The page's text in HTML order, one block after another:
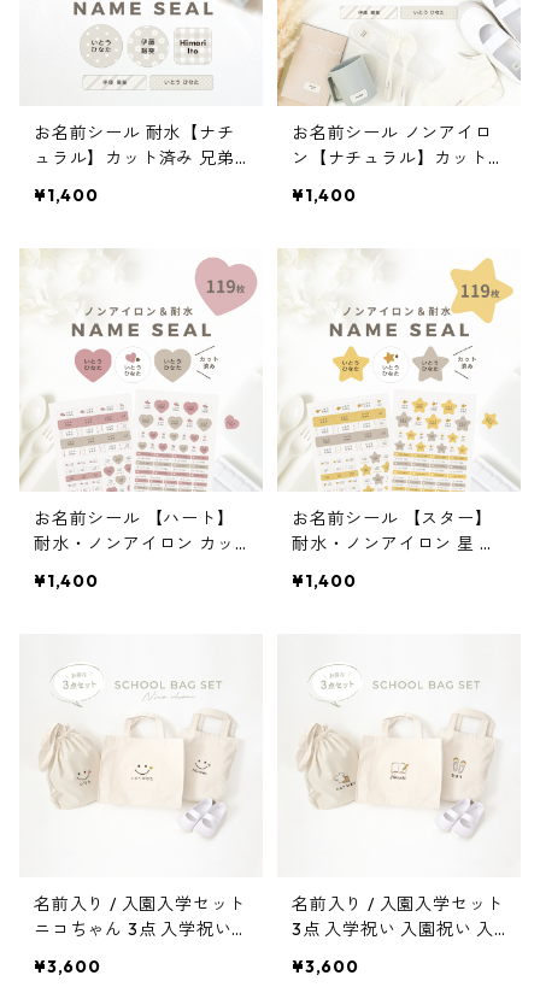
お名前シール 耐水【ナチ
ュラル】カット済み 兄弟
マステ マスキング
¥1,400
お名前シール ノンアイロ
ン【ナチュラル】カット済
5×2枚
¥1,400
お名前シール 【ハート】
耐水・ノンアイロン カッ
¥1,400
お名前シール 【スター】
耐水・ノンアイロン 星 カ
¥1,400
名前入り / 入園入学セット
ニコちゃん 3点 入学祝い
ールバッグ
¥3,600
名前入り / 入園入学セット
3点 入学祝い 入園祝い 入
¥3,600